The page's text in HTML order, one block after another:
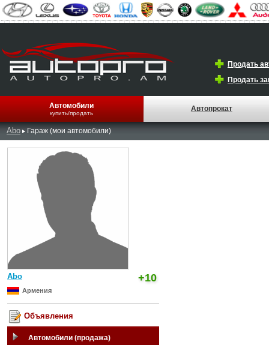
Продать
Продать
Автомобили
купить/продать
Автопрокат
Abo Гараж (мои автомобили)
Abo +10
Армения
Объявления
Автомобили (продажа)